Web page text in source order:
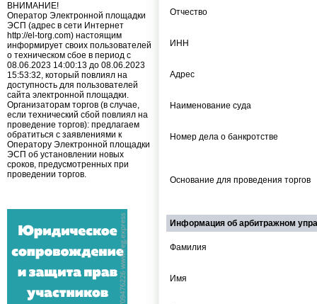
ВНИМАНИЕ!
Оператор Электронной площадки
ЭСП (адрес в сети Интернет
http://el-torg.com) настоящим
информирует своих пользователей
о техническом сбое в период с
08.06.2023 14:00:13 до 08.06.2023
15:53:32, который повлиял на
доступность для пользователей
сайта электронной площадки.
Организаторам торгов (в случае,
если технический сбой повлиял на
проведение торгов): предлагаем
обратиться с заявлениями к
Оператору Электронной площадки
ЭСП об установлении новых
сроков, предусмотренных при
проведении торгов.
Отчество
ИНН
Адрес
Наименование суда
Номер дела о банкротстве
Основание для проведения торгов
Информация об арбитражном
Фамилия
Имя